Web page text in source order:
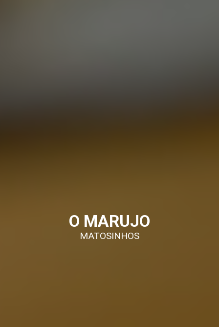
O MARUJO
MATOSINHOS